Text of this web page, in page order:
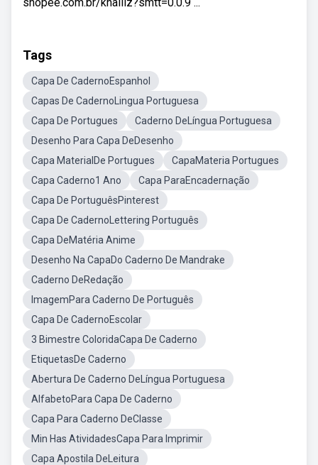
Tags
Capa De CadernoEspanhol
Capas De CadernoLingua Portuguesa
Capa De Portugues
Caderno DeLíngua Portuguesa
Desenho Para Capa DeDesenho
Capa MaterialDe Portugues
CapaMateria Portugues
Capa Caderno1 Ano
Capa ParaEncadernação
Capa De PortuguêsPinterest
Capa De CadernoLettering Português
Capa DeMatéria Anime
Desenho Na CapaDo Caderno De Mandrake
Caderno DeRedação
ImagemPara Caderno De Português
Capa De CadernoEscolar
3 Bimestre ColoridaCapa De Caderno
EtiquetasDe Caderno
Abertura De Caderno DeLíngua Portuguesa
AlfabetoPara Capa De Caderno
Capa Para Caderno DeClasse
Min Has AtividadesCapa Para Imprimir
Capa Apostila DeLeitura